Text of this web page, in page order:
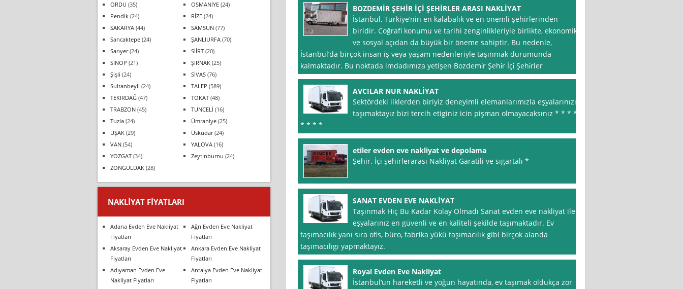
BOZDEMİR ŞEHİR İÇİ ŞEHİRLER ARASI NAKLİYAT
İstanbul, Türkiye’nin en kalabalık ve en önemli şehirlerinden
biridir. Coğrafi konumu ve tarihi zenginlikleriyle birlikte, ekonomik
ve sosyal açıdan da büyük bir öneme sahiptir. Bu nedenle,
İstanbul’da birçok insan iş veya yaşam nedenleriyle taşınmak durumunda
kalmaktadır. Bu noktada imdadımıza yetişen Bozdemi̇r Şehi̇r İçi̇ Şehi̇rler
AVCILAR NUR NAKLİYAT
Sektördeki ilklerden biriyiz deneyimli elemanlarımızla eşyalarınızı
taşımaktayız bizi tercih etiginiz icin pişman olmayacaksınız * * * *
* * * *
etiler evden eve nakliyat ve depolama
Şehir. İçi şehirlerarası Nakliyat Garatili ve sıgartalı *
SANAT EVDEN EVE NAKLİYAT
Taşınmak Hiç Bu Kadar Kolay Olmadı Sanat evden eve nakliyat ile
eşyalarınız en güvenli ve en kaliteli şekilde taşımaktadır. Ev
taşımacılık yanı sıra ofis, büro, fabrika yükü taşımacılık gibi birçok alanda
taşımacılıgı yapmaktayız.
Royal Evden Eve Nakliyat
İstanbul‘un hareketli ve yoğun hayatında, ev taşımak oldukça zor
ORDU (35) OSMANİYE (24)
Pendik (24) RİZE (24)
SAKARYA (44) SAMSUN (77)
Sancaktepe (24) ŞANLIURFA (70)
Sarıyer(24) SİİRT (20)
SİNOP (21) ŞIRNAK (25)
Şişli (24) SİVAS (76)
Sultanbeyli (24) TALEP (589)
TEKİRDAĞ (47) TOKAT (48)
TRABZON (45) TUNCELİ (16)
Tuzla (24) Ümraniye (25)
UŞAK (29) Üsküdar(24)
VAN (54) YALOVA (16)
YOZGAT (34) Zeytinburnu (24)
ZONGULDAK (28)
NAKLIYAT FIYATLARI
Adana Evden Eve Nakliyat
Fiyatları
Ağrı Evden Eve Nakliyat
Fiyatları
Aksaray Evden Eve Nakliyat
Fiyatları
Ankara Evden Eve Nakliyat
Fiyatları
Adıyaman Evden Eve
Nakliyat Fiyatları
Antalya Evden Eve Nakliyat
Fiyatları